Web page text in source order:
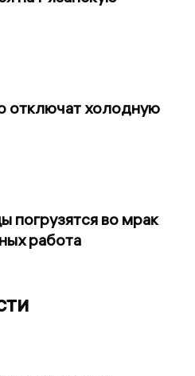
отключат холодную
погрузятся во мрак
работа